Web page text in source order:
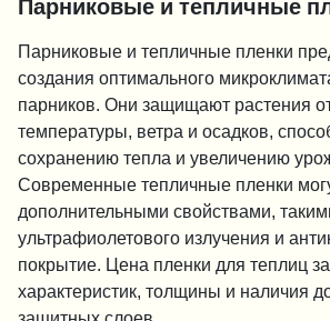
Парниковые и тепличные
Парниковые и тепличные пленки
создания оптимального
парников. Они защищают растения
температуры, ветра и осадков,
сохранению тепла и увеличению
Современные тепличные пленки
дополнительными свойствами,
ультрафиолетового излучения и
покрытие. Цена пленки для теплиц
характеристик, толщины и наличия